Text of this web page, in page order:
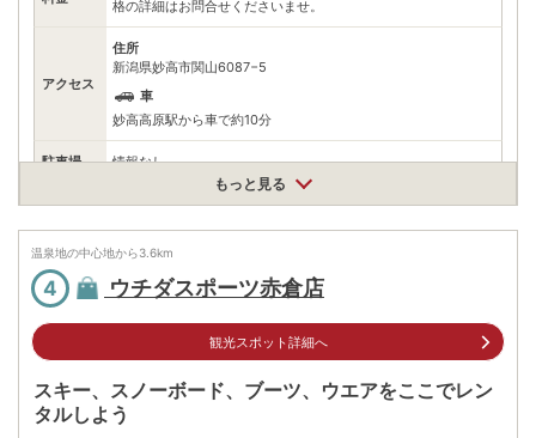
格の詳細はお問合せくださいませ。
アクセス
住所
新潟県妙高市関山6087−5
車
妙高高原駅から車で約10分
駐車場 情報なし
電話番号 0255822327
※ 掲載情報は変更になる場合があります。最新の内容はご利用前にご自身でお
問合せください。
※ 料金情報は税込・税抜表記が混ざっております。正しい金額はご利用前にご
自身でお問合せください。
もっと見る
温泉地の中心地から3.6km
4 ウチダスポーツ赤倉店
観光スポット詳細へ
スキー、スノーボード、ブーツ、ウエアをここでレン
タルしよう